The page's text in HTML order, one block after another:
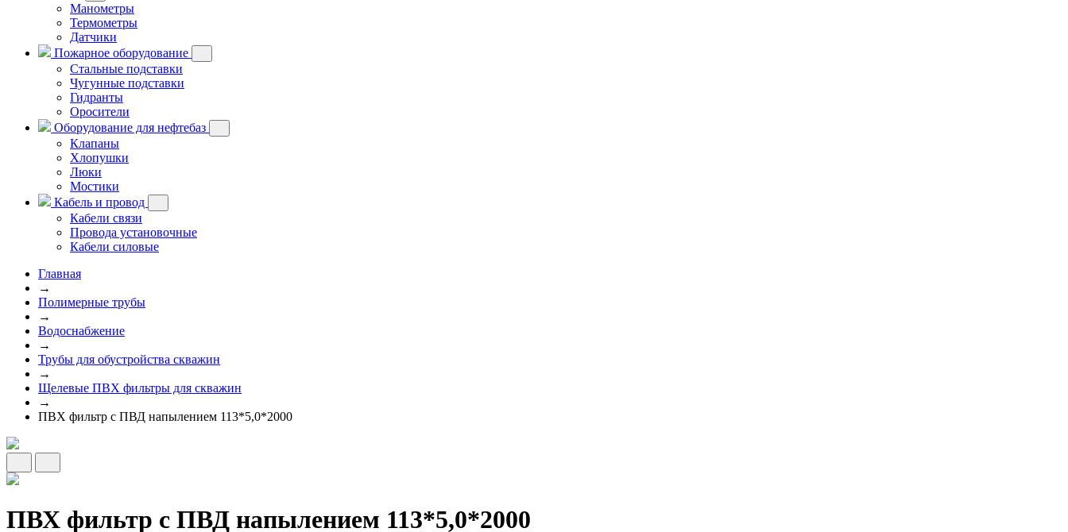
Манометры
Термометры
Датчики
Пожарное оборудование
Стальные подставки
Чугунные подставки
Гидранты
Оросители
Оборудование для нефтебаз
Клапаны
Хлопушки
Люки
Мостики
Кабель и провод
Кабели связи
Провода установочные
Кабели силовые
Главная
→
Полимерные трубы
→
Водоснабжение
→
Трубы для обустройства скважин
→
Щелевые ПВХ фильтры для скважин
→
ПВХ фильтр с ПВД напылением 113*5,0*2000
ПВХ фильтр с ПВД напылением 113*5,0*2000